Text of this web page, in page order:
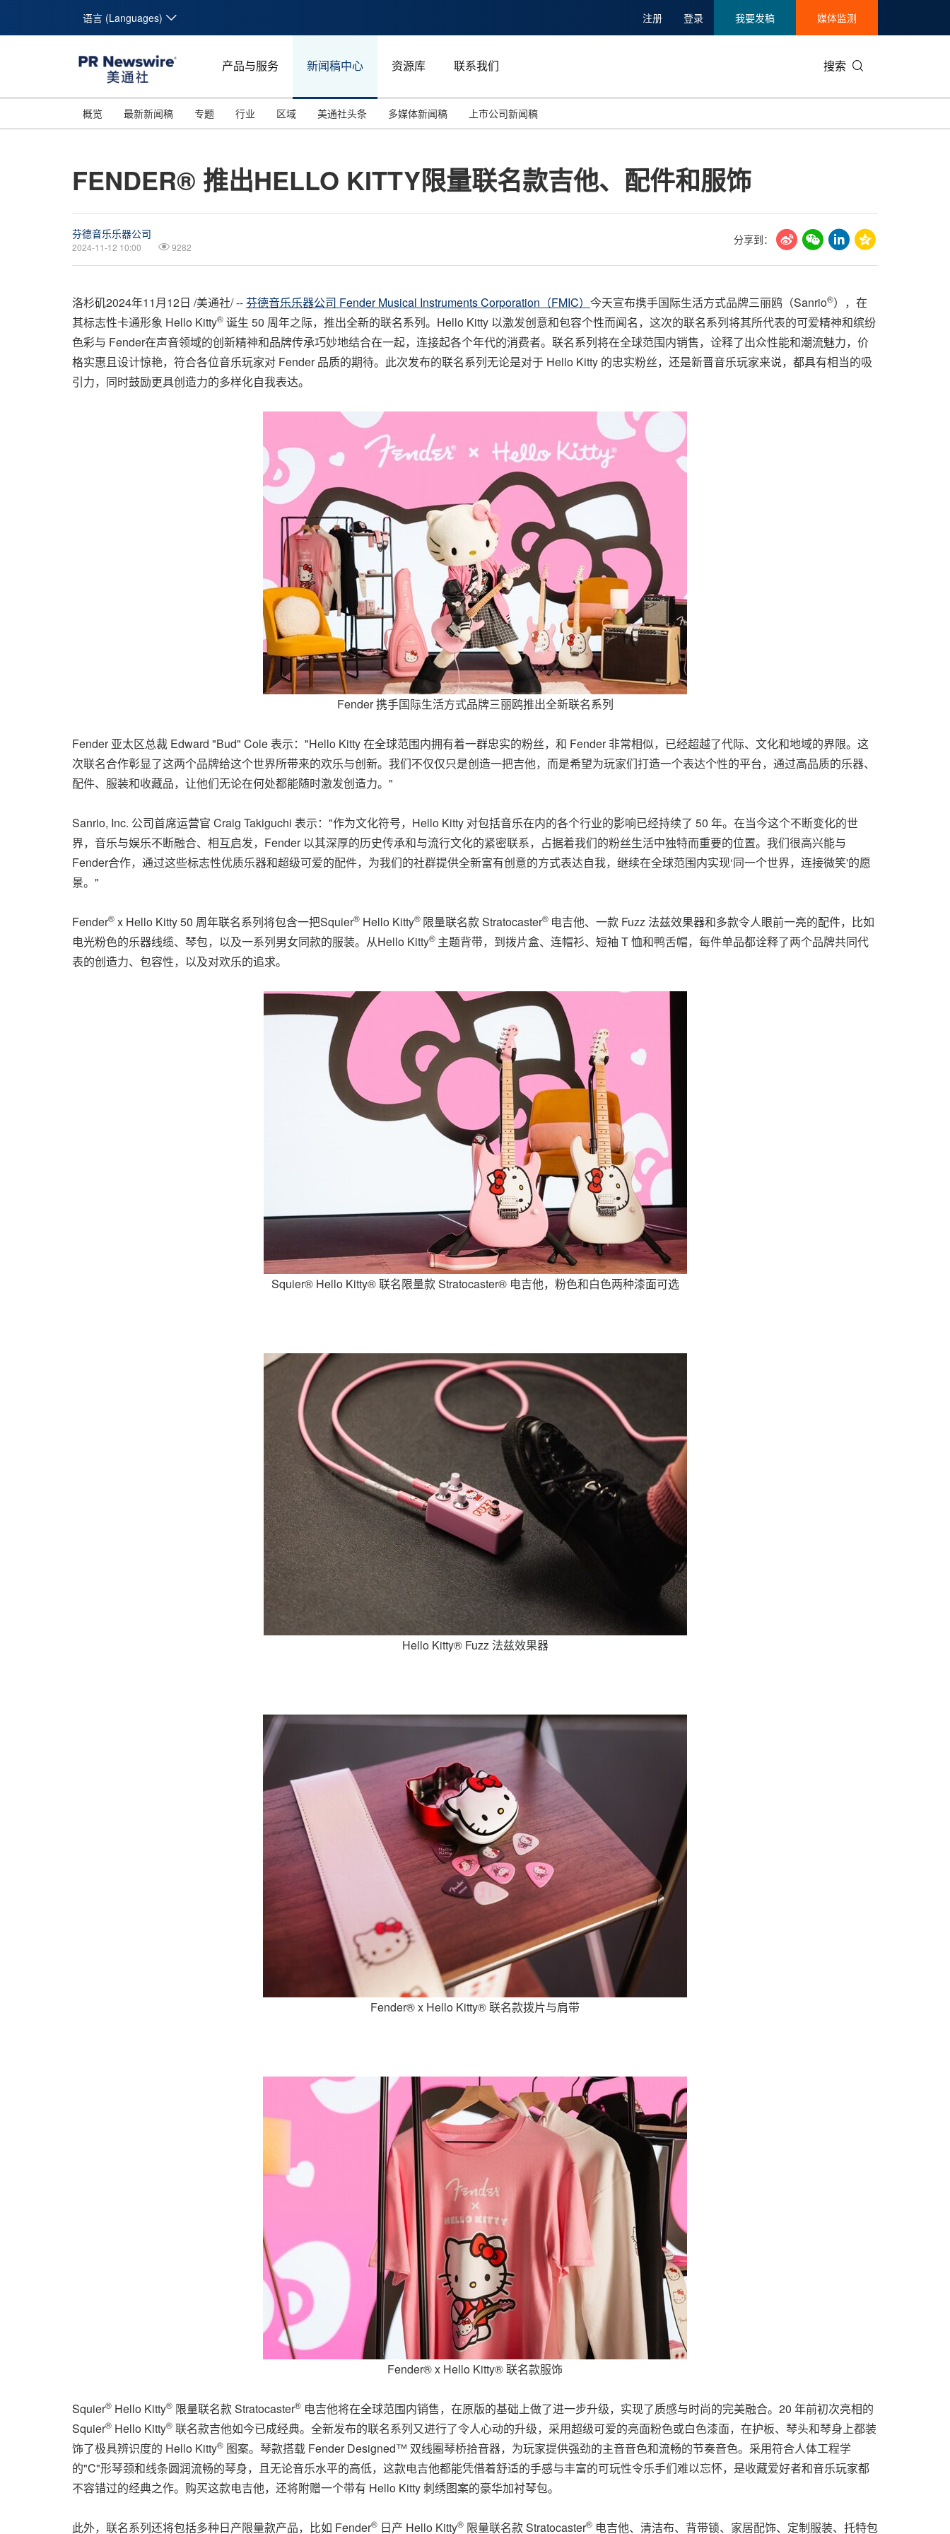
语言 (Languages) 注册 登录 我要发稿 媒体监测
产品与服务 新闻稿中心 资源库 联系我们 搜索
概览 最新新闻稿 专题
投资并购
碳中和
美国临床肿瘤学会(ASCO)
行业
能源化工与环保
娱乐时尚与艺术
区域
马来西亚
新加坡
美通社头条 多媒体新闻稿 上市公司新闻稿
FENDER® 推出HELLO KITTY限量联名款吉他、配件和服饰
芬德音乐乐器公司
2024-11-12 10:00 9282
分享到：
洛杉矶2024年11月12日 /美通社/ --芬德音乐乐器公司 Fender Musical Instruments Corporation（FMIC） 今天宣布携手国际生活方式品牌三丽鸥（Sanrio®），在
其标志性卡通形象 Hello Kitty® 诞生 50 周年之际，推出全新的联名系列。Hello Kitty 以激发创意和包容个性而闻名，这次的联名系列将其所代表的可爱精神和缤纷
色彩与 Fender在声音领域的创新精神和品牌传承巧妙地结合在一起，连接起各个年代的消费者。联名系列将在全球范围内销售，诠释了出众性能和潮流魅力，价
格实惠且设计惊艳，符合各位音乐玩家对 Fender 品质的期待。此次发布的联名系列无论是对于 Hello Kitty 的忠实粉丝，还是新晋音乐玩家来说，都具有相当的吸
引力，同时鼓励更具创造力的多样化自我表达。
Fender 携手国际生活方式品牌三丽鸥推出全新联名系列
Fender 亚太区总裁 Edward "Bud" Cole 表示："Hello Kitty 在全球范围内拥有着一群忠实的粉丝，和 Fender 非常相似，已经超越了代际、文化和地域的界限。这
次联名合作彰显了这两个品牌给这个世界所带来的欢乐与创新。我们不仅仅只是创造一把吉他，而是希望为玩家们打造一个表达个性的平台，通过高品质的乐器、
配件、服装和收藏品，让他们无论在何处都能随时激发创造力。"
Sanrio, Inc. 公司首席运营官 Craig Takiguchi 表示："作为文化符号，Hello Kitty 对包括音乐在内的各个行业的影响已经持续了 50 年。在当今这个不断变化的世
界，音乐与娱乐不断融合、相互启发，Fender 以其深厚的历史传承和与流行文化的紧密联系，占据着我们的粉丝生活中独特而重要的位置。我们很高兴能与
Fender合作，通过这些标志性优质乐器和超级可爱的配件，为我们的社群提供全新富有创意的方式表达自我，继续在全球范围内实现‘同一个世界，连接微笑'的愿
景。"
Fender® x Hello Kitty 50 周年联名系列将包含一把Squier® Hello Kitty® 限量联名款 Stratocaster® 电吉他、一款 Fuzz 法兹效果器和多款令人眼前一亮的配件，比如
电光粉色的乐器线缆、琴包，以及一系列男女同款的服装。从Hello Kitty® 主题背带，到拨片盒、连帽衫、短袖 T 恤和鸭舌帽，每件单品都诠释了两个品牌共同代
表的创造力、包容性，以及对欢乐的追求。
Squier® Hello Kitty® 联名限量款 Stratocaster® 电吉他，粉色和白色两种漆面可选
Hello Kitty® Fuzz 法兹效果器
Fender® x Hello Kitty® 联名款拨片与肩带
Fender® x Hello Kitty® 联名款服饰
Squier® Hello Kitty® 限量联名款 Stratocaster® 电吉他将在全球范围内销售，在原版的基础上做了进一步升级，实现了质感与时尚的完美融合。20 年前初次亮相的
Squier® Hello Kitty® 联名款吉他如今已成经典。全新发布的联名系列又进行了令人心动的升级，采用超级可爱的亮面粉色或白色漆面，在护板、琴头和琴身上都装
饰了极具辨识度的 Hello Kitty® 图案。琴款搭载 Fender Designed™ 双线圈琴桥拾音器，为玩家提供强劲的主音音色和流畅的节奏音色。采用符合人体工程学
的"C"形琴颈和线条圆润流畅的琴身，且无论音乐水平的高低，这款电吉他都能凭借着舒适的手感与丰富的可玩性令乐手们难以忘怀，是收藏爱好者和音乐玩家都
不容错过的经典之作。购买这款电吉他，还将附赠一个带有 Hello Kitty 刺绣图案的豪华加衬琴包。
此外，联名系列还将包括多种日产限量款产品，比如 Fender® 日产 Hello Kitty® 限量联名款 Stratocaster® 电吉他、清洁布、背带锁、家居配饰、定制服装、托特包